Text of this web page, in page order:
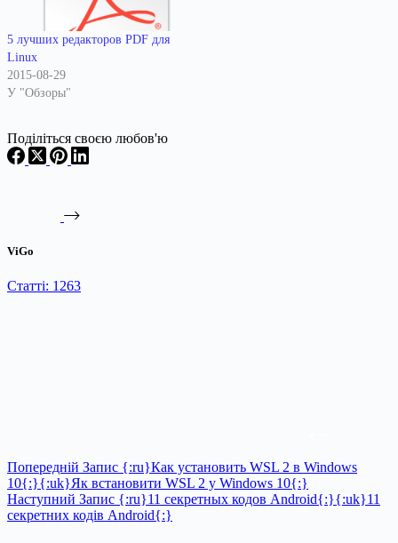
5 лучших редакторов PDF для
Linux
2015-08-29
У "Обзоры"
Поділіться своєю любов'ю
ViGo
Статті: 1263
Попередній Запис {:ru}Как установить WSL 2 в Windows
10{:}{:uk}Як встановити WSL 2 у Windows 10{:}
Наступний Запис {:ru}11 секретных кодов Android{:}{:uk}11
секретних кодів Android{:}